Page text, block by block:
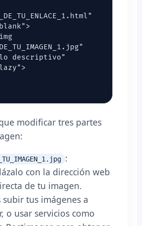
descriptivo"
modificar tres partes
:
con la dirección web
de tu imagen.
subir tus imágenes a
o usar servicios como